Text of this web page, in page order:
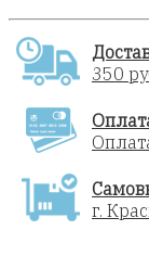
350
г.